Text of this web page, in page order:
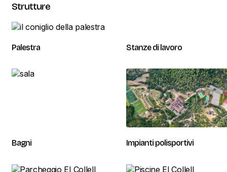
Strutture
Palestra Stanze di lavoro
Bagni Impianti polisportivi